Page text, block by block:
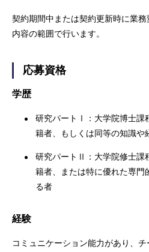
契約期間中または契約更新時に業
内容の範囲で行います。
応募資格
学歴
研究パートⅠ：大学院博士課
籍者、もしくは同等の知識や
研究パートⅡ：大学院修士課
籍者、または特に優れた専門
る者
経験
コミュニケーション能力があり、